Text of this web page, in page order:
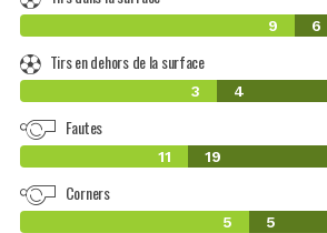
9 6
Tirs en dehors de la surface
3 4
Fautes
11 19
Corners
5 5